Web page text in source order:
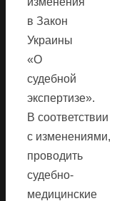
в Закон
Украины
«О
судебной
экспертизе».
В соответствии
с изменениями,
проводить
судебно-
медицинские